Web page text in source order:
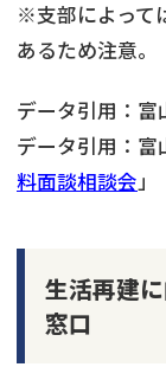
※支部によって
あるため注意。
データ引用：
データ引用：
料面談相談会」
生活再建
窓口